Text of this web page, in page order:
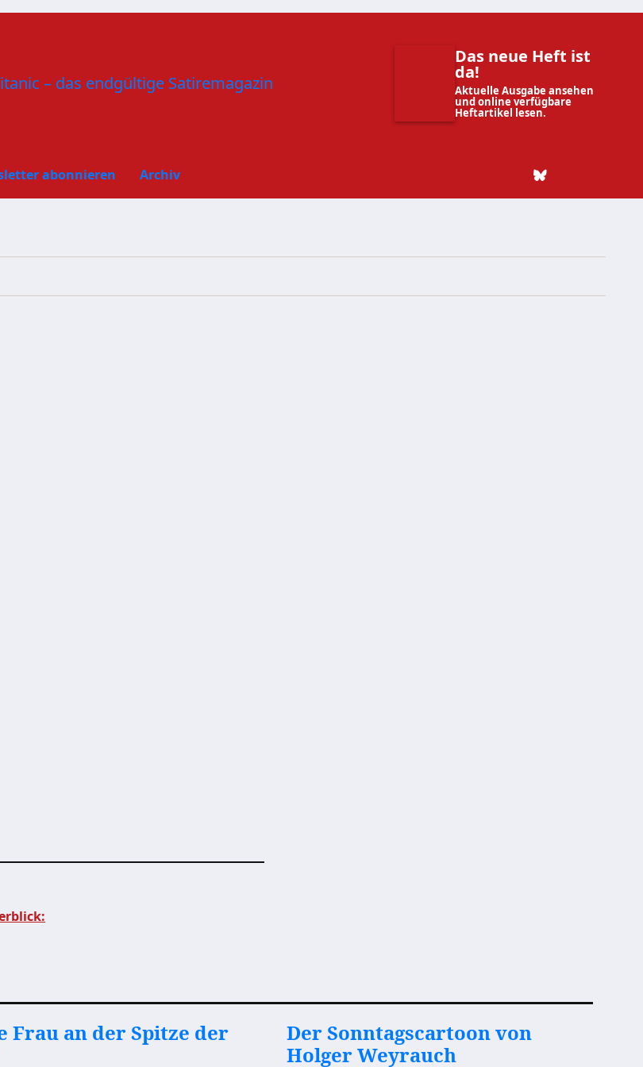
Das neue Heft ist
da!
Aktuelle Ausgabe ansehen
und online verfügbare
Heftartikel lesen.
abonnieren Archiv
Frau an der Spitze der
Der Sonntagscartoon von
Holger Weyrauch